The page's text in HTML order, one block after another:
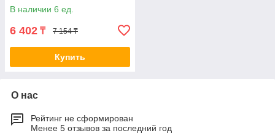
В наличии 6 ед.
6 402 ₸ 7 154 ₸
Купить
О нас
Рейтинг не сформирован
Менее 5 отзывов за последний год